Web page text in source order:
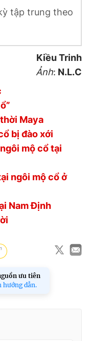
tập trung theo
Kiều Trinh
Ảnh: N.L.C
Maya
bị đào xới
mộ cổ tại
ngôi mộ cổ ở
Nam Định
ưu tiên
hướng dẫn.